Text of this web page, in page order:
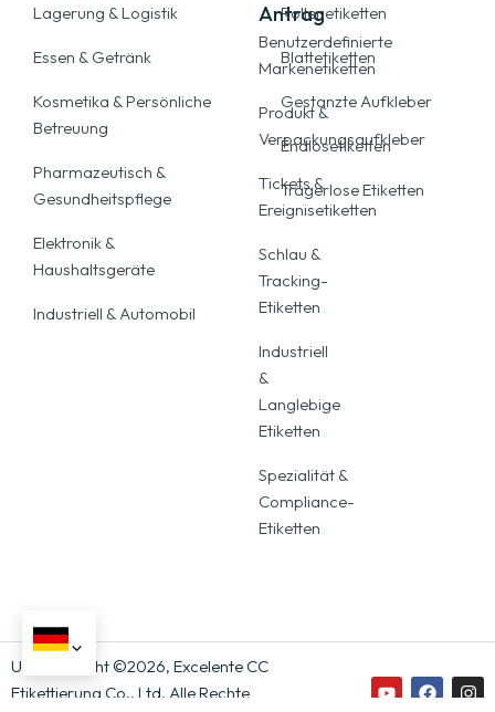
Lagerung & Logistik
Essen & Getränk
Kosmetika & Persönliche
Betreuung
Pharmazeutisch &
Gesundheitspflege
Elektronik &
Haushaltsgeräte
Industriell & Automobil
Antrag
Benutzerdefinierte
Markenetiketten
Produkt &
Verpackungsaufkleber
Tickets &
Ereignisetiketten
Schlau &
Tracking-
Etiketten
Industriell
&
Langlebige
Etiketten
Spezialität &
Compliance-
Etiketten
Rollenetiketten
Blattetiketten
Gestanzte Aufkleber
Endlosetiketten
Trägerlose Etiketten
Urheberrecht ©2026, Excelente CC
Etikettierung Co., Ltd. Alle Rechte